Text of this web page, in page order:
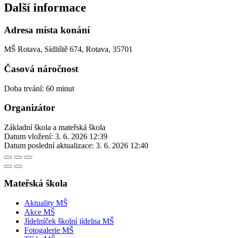
Další informace
Adresa místa konání
MŠ Rotava, Sídliště 674, Rotava, 35701
Časová náročnost
Doba trvání: 60 minut
Organizátor
Základní škola a mateřská škola
Datum vložení: 3. 6. 2026 12:39
Datum poslední aktualizace: 3. 6. 2026 12:40
Mateřská škola
Aktuality MŠ
Akce MŠ
Jídelníček školní jídelna MŠ
Fotogalerie MŠ